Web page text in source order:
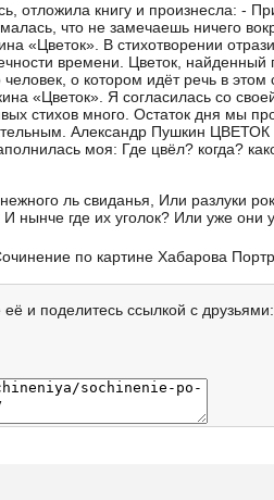
отложила книгу и произнесла: -
что не замечаешь ничего
«Цветок». В стихотворении
времени. Цветок,
о котором идёт речь в
«Цветок». Я согласилась со
стихов много. Остаток дня мы
Александр Пушкин
моя: Где цвёл? когда?
ль свиданья, Или разлуки
нынче где их уголок? Или уже они
по картине Хабарова
и поделитесь ссылкой с друзьями: